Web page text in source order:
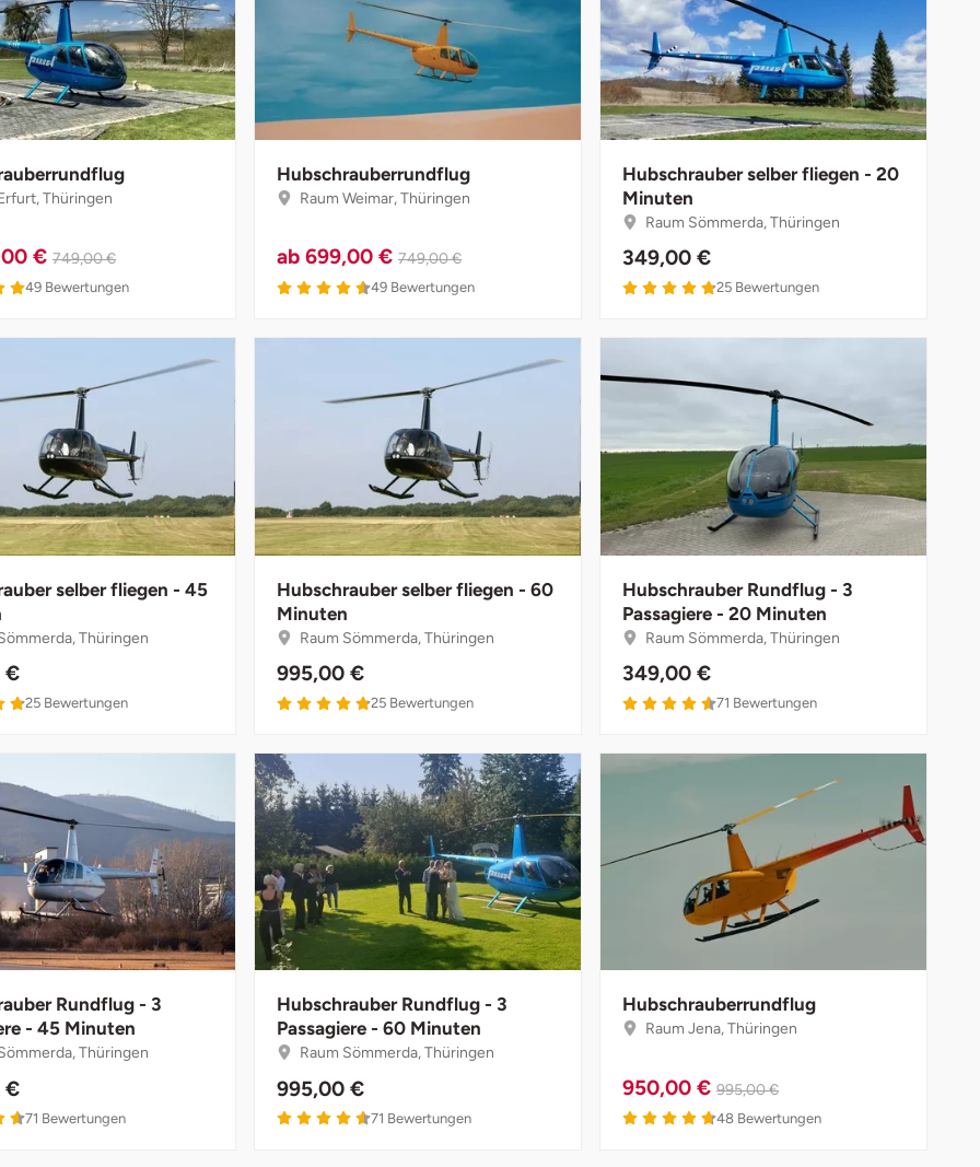
Thüringen
€ 749,00 €
49 Bewertungen
Hubschrauberrundflug
Raum Weimar, Thüringen
ab 699,00 € 749,00 €
49 Bewertungen
Hubschrauber selber fliegen - 20
Minuten
Raum Sömmerda, Thüringen
349,00 €
25 Bewertungen
selber fliegen - 45
Thüringen
€
25 Bewertungen
Hubschrauber selber fliegen - 60
Minuten
Raum Sömmerda, Thüringen
995,00 €
25 Bewertungen
Hubschrauber Rundflug - 3
Passagiere - 20 Minuten
Raum Sömmerda, Thüringen
349,00 €
71 Bewertungen
Rundflug - 3
- 45 Minuten
Thüringen
€
71 Bewertungen
Hubschrauber Rundflug - 3
Passagiere - 60 Minuten
Raum Sömmerda, Thüringen
995,00 €
71 Bewertungen
Hubschrauberrundflug
Raum Jena, Thüringen
950,00 € 995,00 €
48 Bewertungen